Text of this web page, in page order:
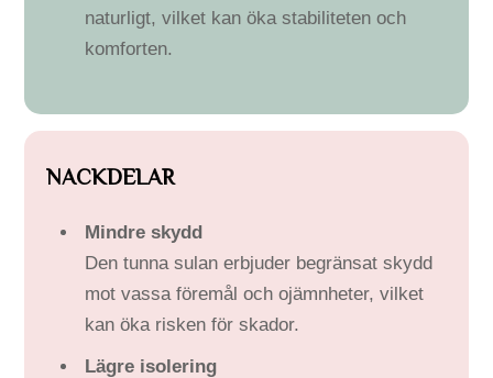
naturligt, vilket kan öka stabiliteten och
komforten.
NACKDELAR
Mindre skydd
Den tunna sulan erbjuder begränsat skydd
mot vassa föremål och ojämnheter, vilket
kan öka risken för skador.
Lägre isolering